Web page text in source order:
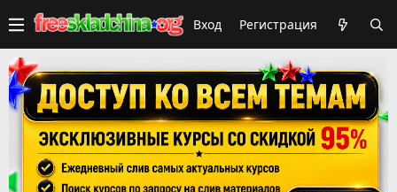
Вход Регистрация